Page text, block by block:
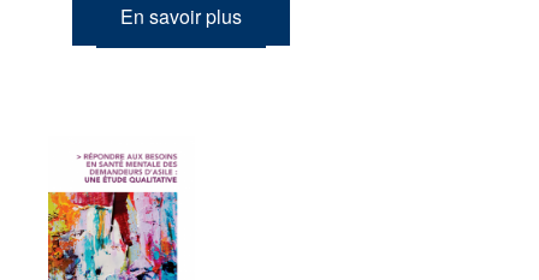
En savoir plus